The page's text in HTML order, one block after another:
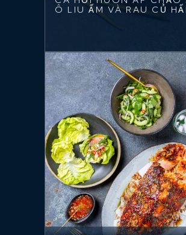
Ô LIU ẤM VÀ RAU CỦ